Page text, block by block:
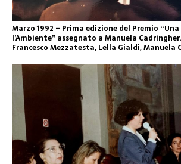
Marzo 1992 – Prima edizione del Premio
l’Ambiente” assegnato a Manuela
Francesco Mezzatesta, Lella Gialdi, Manuela